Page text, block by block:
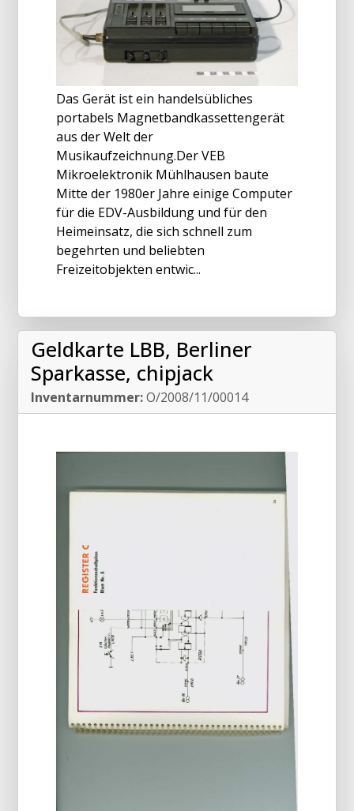
Das Gerät ist ein handelsübliches
portabels Magnetbandkassettengerät
aus der Welt der
Musikaufzeichnung.Der VEB
Mikroelektronik Mühlhausen baute
Mitte der 1980er Jahre einige Computer
für die EDV-Ausbildung und für den
Heimeinsatz, die sich schnell zum
begehrten und beliebten
Freizeitobjekten entwic...
Geldkarte LBB, Berliner
Sparkasse, chipjack
Inventarnummer:O/2008/11/00014